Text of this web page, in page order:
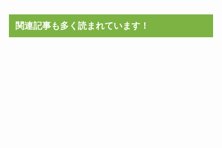
関連記事も多く読まれています！